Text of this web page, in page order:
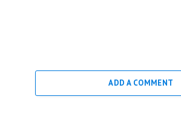
ADD A COMMENT